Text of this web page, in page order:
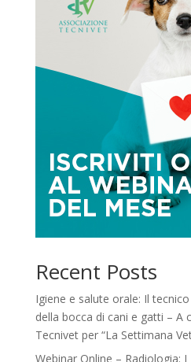
Recent Posts
Igiene e salute orale: Il
della bocca di cani e gatti – A
Tecnivet per “La Settimana
Webinar Online – Radiologia: